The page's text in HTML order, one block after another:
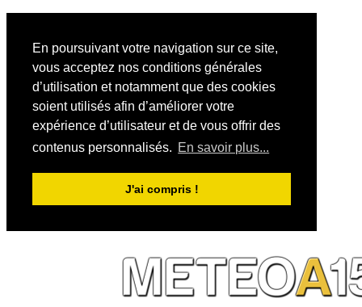
En poursuivant votre navigation sur ce site,
vous acceptez nos conditions générales
d’utilisation et notamment que des cookies
soient utilisés afin d’améliorer votre
expérience d’utilisateur et de vous offrir des
contenus personnalisés. En savoir plus...
J'ai compris !